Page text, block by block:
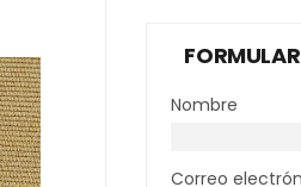
Nombre
Correo